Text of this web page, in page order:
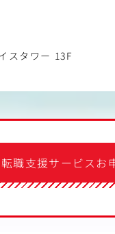
スタワー 13F
転職支援サービスお